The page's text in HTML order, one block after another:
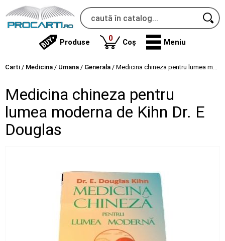
Produse 0produse
Coș Meniu
Carti / Medicina / Umana / Generala / Medicina chineza pentru lumea moderna de Kihn Dr. E Douglas
Medicina chineza pentru
lumea moderna de Kihn Dr. E
Douglas